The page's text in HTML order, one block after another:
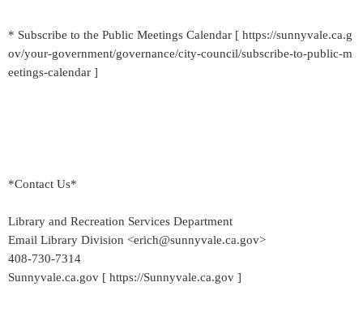
* Subscribe to the Public Meetings Calendar [ https://sunnyvale.ca.g
ov/your-government/governance/city-council/subscribe-to-public-m
eetings-calendar ]
*Contact Us*
Library and Recreation Services Department
Email Library Division <erich@sunnyvale.ca.gov>
408-730-7314
Sunnyvale.ca.gov [ https://Sunnyvale.ca.gov ]